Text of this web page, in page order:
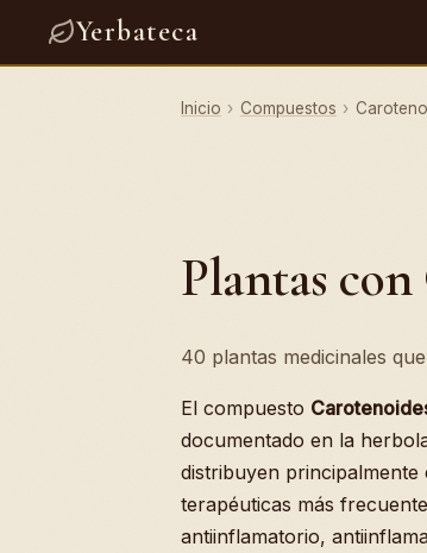
Yerbateca
Inicio › Compuestos ›
Plantas
40 plantas medicinales
El compuesto
documentado en la
distribuyen principalmente
terapéuticas más
antiinflamatorio,